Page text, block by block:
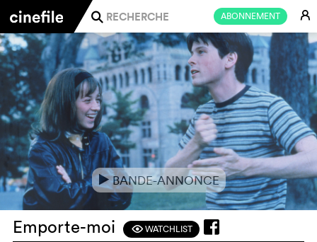
ABONNEMENT E
j
eBANDE-ANNONCE
Emporte-moi FWATCHLIST